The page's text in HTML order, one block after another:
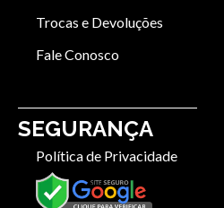
Trocas e Devoluções
Fale Conosco
SEGURANÇA
Política de Privacidade